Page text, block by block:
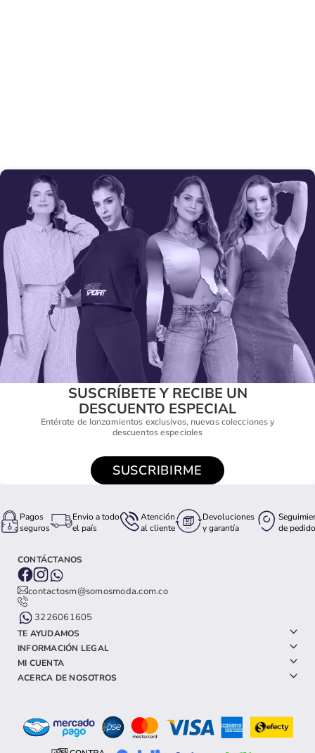
SUSCRÍBETE Y RECIBE UN
DESCUENTO ESPECIAL
Entérate de lanzamientos exclusivos, nuevas colecciones y
descuentos especiales
SUSCRIBIRME
Pagos
seguros
Envio a todo
el país
Atención
al cliente
Devoluciones
y garantía
de pedido
CONTÁCTANOS
contactosm@somosmoda.com.co
3226061605
TE AYUDAMOS
INFORMACIÓN LEGAL
MI CUENTA
ACERCA DE NOSOTROS